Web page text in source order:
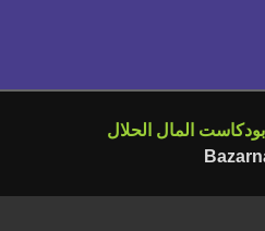
بودكاست المال الحلال